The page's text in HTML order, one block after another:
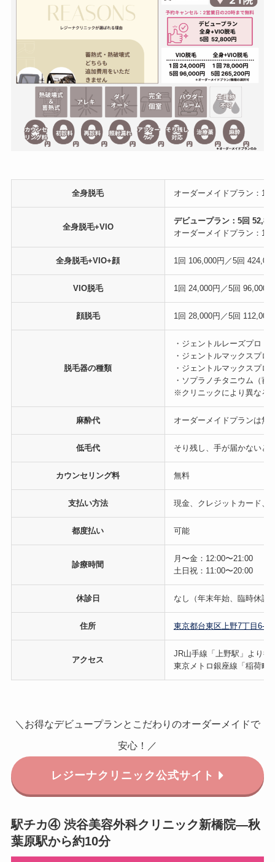
全身脱毛 オーダーメイドプラン：1
全身脱毛+VIO
デビュープラン：5回
オーダーメイドプラン：1
全身脱毛+VIO+顔 1回 106,000円／5回
VIO脱毛 1回 24,000円／5回 96,000円
顔脱毛 1回 28,000円／5回 112,000
脱毛器の種類
・ジェントルレーズプロ（
・ジェントルマックスプロ
・ジェントルマックスプロ
・ソプラノチタニウム（蓄
※クリニックにより異なる
麻酔代 オーダーメイドプランは無
低毛代 そり残し、手が届かないと
カウンセリング料 無料
支払い方法 現金、クレジットカード、
都度払い 可能
診療時間
月〜金：12:00〜21:00
土日祝：11:00〜20:00
休診日 なし（年末年始、臨時休診
住所 東京都台東区上野7丁目6-5
アクセス
JR山手線「上野駅」より徒
東京メトロ銀座線「稲荷町
＼お得なデビュープランとこだわりのオーダーメイドで
安心！／
レジーナクリニック公式サイト
駅チカ④ 渋谷美容外科クリニック新橋院—秋
葉原駅から約10分